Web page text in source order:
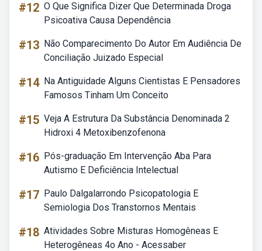
#12 O Que Significa Dizer Que Determinada Droga
Psicoativa Causa Dependência
#13 Não Comparecimento Do Autor Em Audiência De
Conciliação Juizado Especial
#14 Na Antiguidade Alguns Cientistas E Pensadores
Famosos Tinham Um Conceito
#15 Veja A Estrutura Da Substância Denominada 2
Hidroxi 4 Metoxibenzofenona
#16 Pós-graduação Em Intervenção Aba Para
Autismo E Deficiência Intelectual
#17 Paulo Dalgalarrondo Psicopatologia E
Semiologia Dos Transtornos Mentais
#18 Atividades Sobre Misturas Homogêneas E
Heterogêneas 4o Ano - Acessaber